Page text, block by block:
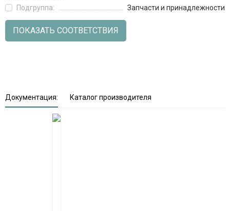
Подгруппа:
Запчасти и принадлежности
ПОКАЗАТЬ СООТВЕТСТВИЯ
Документация: Каталог производителя